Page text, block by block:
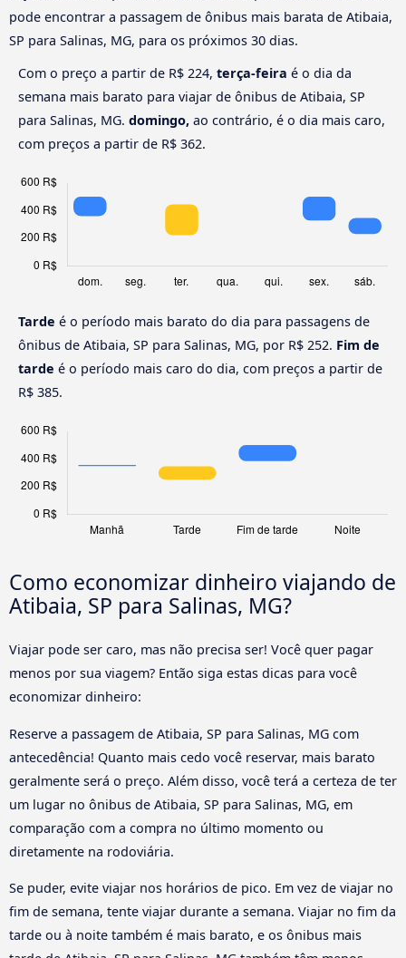
pode encontrar a passagem de ônibus mais barata de Atibaia,
SP para Salinas, MG, para os próximos 30 dias.
Com o preço a partir de R$ 224, terça-feira é o dia da
semana mais barato para viajar de ônibus de Atibaia, SP
para Salinas, MG. domingo, ao contrário, é o dia mais caro,
com preços a partir de R$ 362.
Tarde é o período mais barato do dia para passagens de
ônibus de Atibaia, SP para Salinas, MG, por R$ 252. Fim de
tarde é o período mais caro do dia, com preços a partir de
R$ 385.
Como economizar dinheiro viajando de
Atibaia, SP para Salinas, MG?
Viajar pode ser caro, mas não precisa ser! Você quer pagar
menos por sua viagem? Então siga estas dicas para você
economizar dinheiro:
Reserve a passagem de Atibaia, SP para Salinas, MG com
antecedência! Quanto mais cedo você reservar, mais barato
geralmente será o preço. Além disso, você terá a certeza de ter
um lugar no ônibus de Atibaia, SP para Salinas, MG, em
comparação com a compra no último momento ou
diretamente na rodoviária.
Se puder, evite viajar nos horários de pico. Em vez de viajar no
fim de semana, tente viajar durante a semana. Viajar no fim da
tarde ou à noite também é mais barato, e os ônibus mais